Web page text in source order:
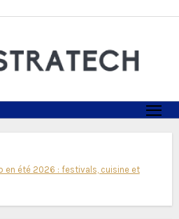
en été 2026 : festivals, cuisine et